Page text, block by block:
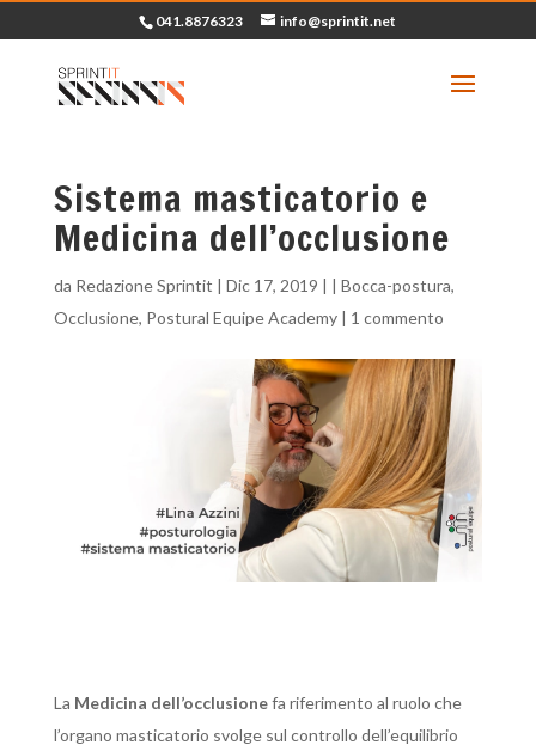
041.8876323 info@sprintit.net
Sistema masticatorio e
Medicina dell’occlusione
da Redazione Sprintit | Dic 17, 2019 | | Bocca-postura,
Occlusione, Postural Equipe Academy| 1 commento
La Medicina dell’occlusionefa riferimento al ruolo che
l’organo masticatorio svolge sul controllo dell’equilibrio